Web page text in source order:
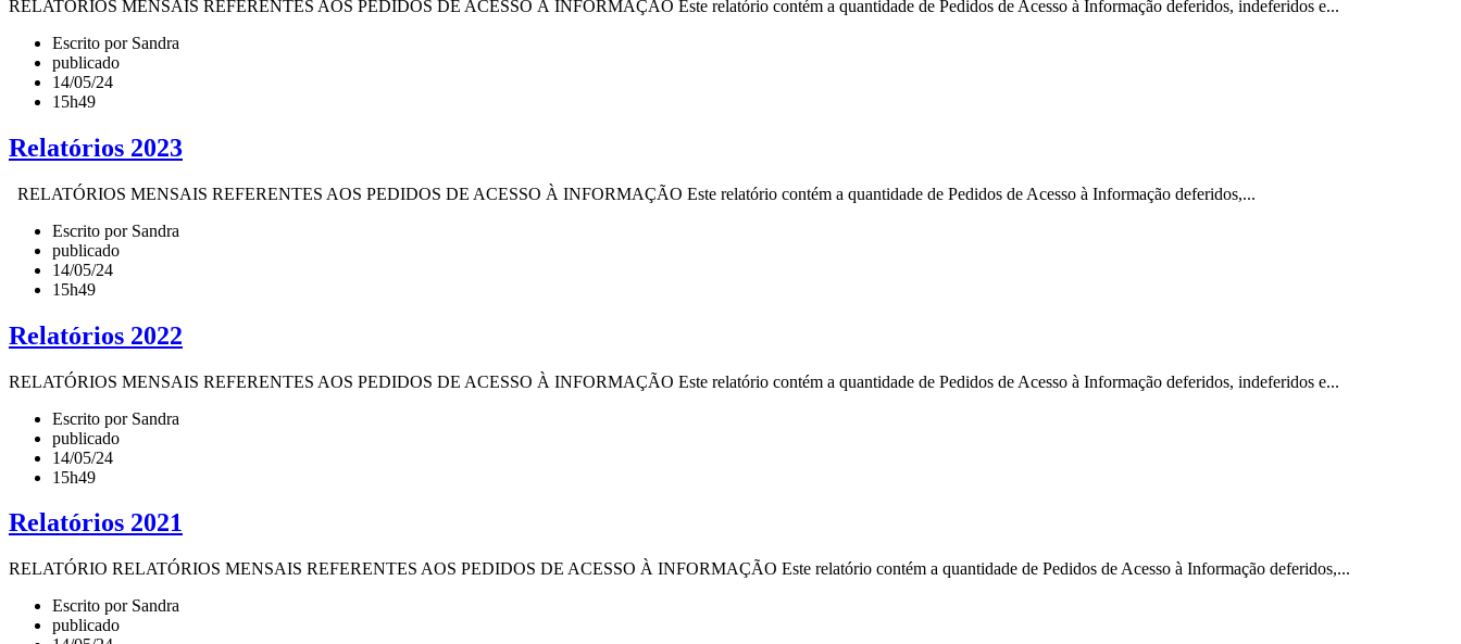
RELATÓRIOS MENSAIS REFERENTES AOS PEDIDOS DE ACESSO À INFORMAÇÃO Este relatório contém a quantidade de Pedidos de Acesso à Informação deferidos, indeferidos e...
Escrito por Sandra
publicado
14/05/24
15h49
Relatórios 2023
RELATÓRIOS MENSAIS REFERENTES AOS PEDIDOS DE ACESSO À INFORMAÇÃO Este relatório contém a quantidade de Pedidos de Acesso à Informação deferidos,...
Escrito por Sandra
publicado
14/05/24
15h49
Relatórios 2022
RELATÓRIOS MENSAIS REFERENTES AOS PEDIDOS DE ACESSO À INFORMAÇÃO Este relatório contém a quantidade de Pedidos de Acesso à Informação deferidos, indeferidos e...
Escrito por Sandra
publicado
14/05/24
15h49
Relatórios 2021
RELATÓRIO RELATÓRIOS MENSAIS REFERENTES AOS PEDIDOS DE ACESSO À INFORMAÇÃO Este relatório contém a quantidade de Pedidos de Acesso à Informação deferidos,...
Escrito por Sandra
publicado